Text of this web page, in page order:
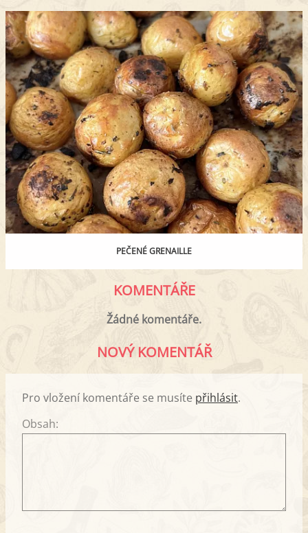
PEČENÉ GRENAILLE
KOMENTÁŘE
Žádné komentáře.
NOVÝ KOMENTÁŘ
Pro vložení komentáře se musíte přihlásit.
Obsah: